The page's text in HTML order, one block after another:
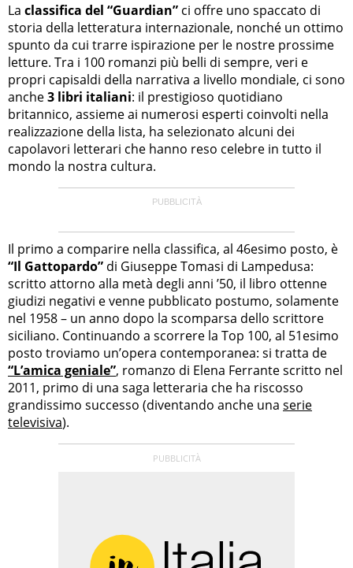
La classifica del “Guardian” ci offre uno spaccato di
storia della letteratura internazionale, nonché un ottimo
spunto da cui trarre ispirazione per le nostre prossime
letture. Tra i 100 romanzi più belli di sempre, veri e
propri capisaldi della narrativa a livello mondiale, ci sono
anche3 libri italiani: il prestigioso quotidiano
britannico, assieme ai numerosi esperti coinvolti nella
realizzazione della lista, ha selezionato alcuni dei
capolavori letterari che hanno reso celebre in tutto il
mondo la nostra cultura.
Il primo a comparire nella classifica, al 46esimo posto, è
“Il Gattopardo” di Giuseppe Tomasi di Lampedusa:
scritto attorno alla metà degli anni ’50, il libro ottenne
giudizi negativi e venne pubblicato postumo, solamente
nel 1958 – un anno dopo la scomparsa dello scrittore
siciliano. Continuando a scorrere la Top 100, al 51esimo
posto troviamo un’opera contemporanea: si tratta de
“L’amica geniale”, romanzo di Elena Ferrante scritto nel
2011, primo di una saga letteraria che ha riscosso
grandissimo successo (diventando anche una serie
televisiva).